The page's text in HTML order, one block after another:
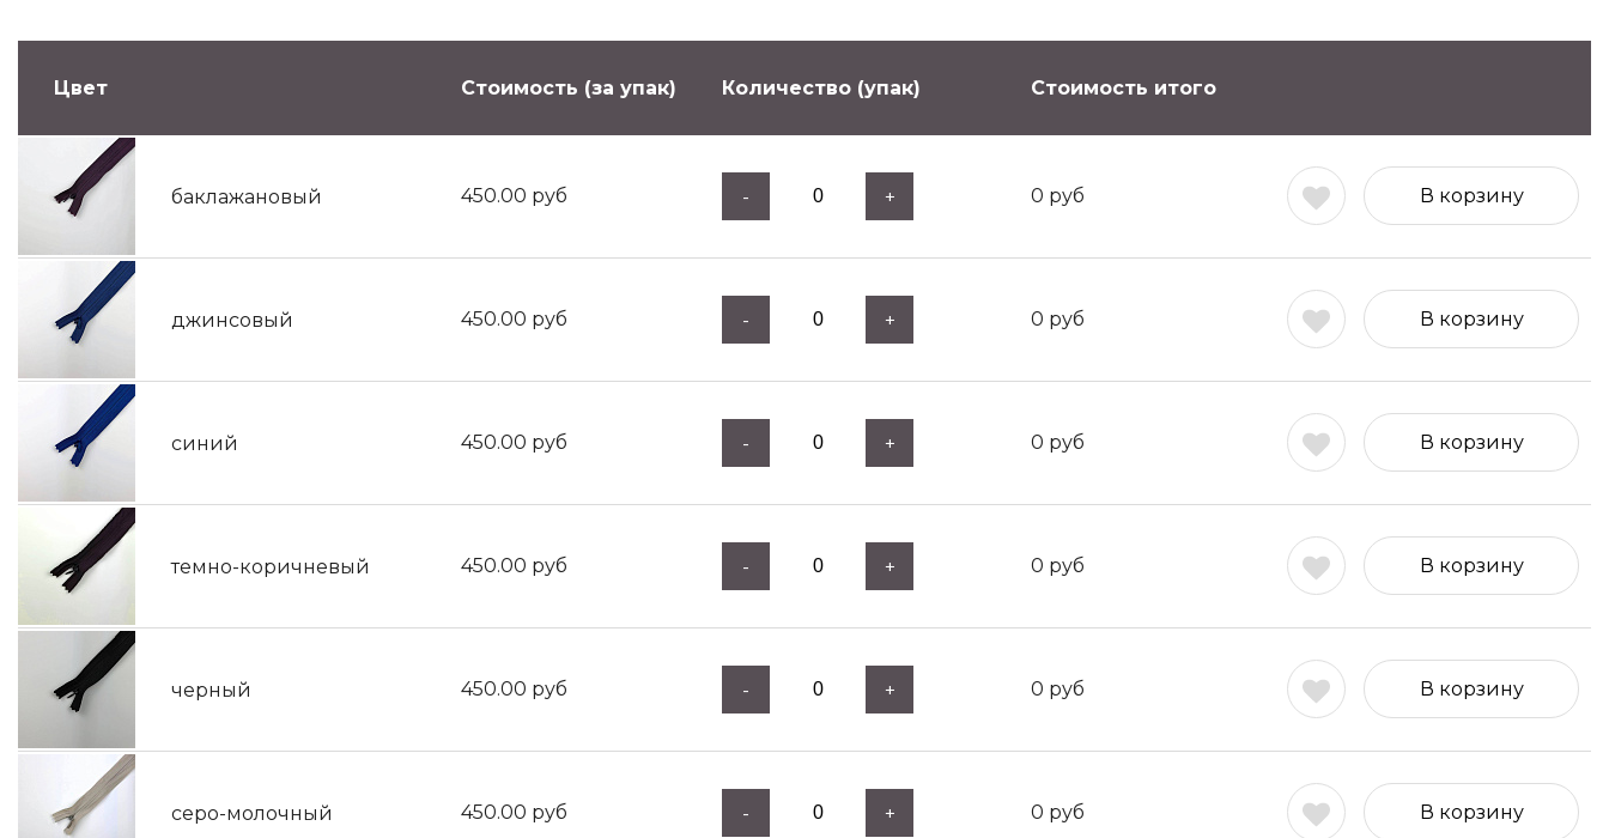
Цвет Стоимость (за упак) Количество (упак) Стоимость итого
баклажановый 450.00 руб - + 0 руб В корзину
джинсовый 450.00 руб - + 0 руб В корзину
синий 450.00 руб - + 0 руб В корзину
темно-коричневый 450.00 руб - + 0 руб В корзину
черный 450.00 руб - + 0 руб В корзину
серо-молочный 450.00 руб - + 0 руб В корзину